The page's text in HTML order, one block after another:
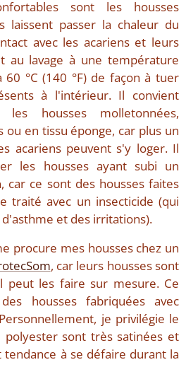
sont les housses
laissent passer la chaleur du
avec les acariens et leurs
au lavage à une température
°C (140 °F) de façon à tuer
à l'intérieur. Il convient
les housses molletonnées,
ou en tissu éponge, car plus un
acariens peuvent s'y loger. Il
les housses ayant subi un
car ce sont des housses faites
traité avec un insecticide (qui
et des irritations).
procure mes housses chez un
, car leurs housses sont
peut les faire sur mesure. Ce
housses fabriquées avec
je privilégie le
polyester sont très satinées et
à se défaire durant la